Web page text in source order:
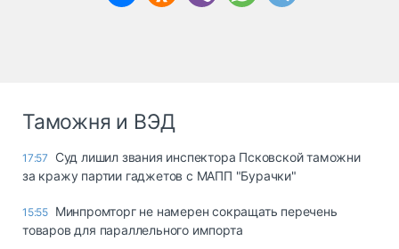
Таможня и ВЭД
17:57
Суд лишил звания инспектора Псковской таможни
за кражу партии гаджетов с МАПП "Бурачки"
15:55 Минпромторг не намерен сокращать перечень
товаров для параллельного импорта